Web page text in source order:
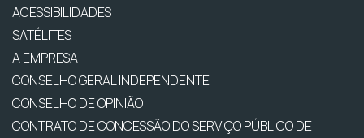
ACESSIBILIDADES
SATÉLITES
A EMPRESA
CONSELHO GERAL INDEPENDENTE
CONSELHO DE OPINIÃO
CONTRATO DE CONCESSÃO DO SERVIÇO PÚBLICO DE